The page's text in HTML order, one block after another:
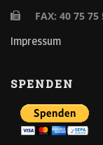
FAX: 40 75 75
Impressum
SPENDEN